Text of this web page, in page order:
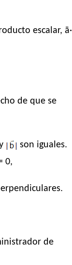
escalar, ā·
de que se
son iguales.
0,
de